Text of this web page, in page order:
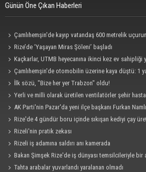
Günün Öne Çıkan Haberleri
Çamlıhemşin'de kayıp vatandaş 600 metrelik
Rize’de ‘Yaşayan Miras Şöleni’ başladı
Kaçkarlar, UTMB heyecanına ikinci kez ev sahipliği
Çamlıhemşin'de otomobilin üzerine kaya düştü: 1
İlk sözü, "Bize her yer Trabzon" oldu!
Yerli ve milli olarak üretilen ventilatörler şehir
AK Parti'nin Pazar'da yeni ilçe başkanı Furkan Namlı
Rize'de 4 gündür boru içinde sıkışan kediyi çay
Rizeli'nin pratik zekası
Rizeli iş adamına saldırı anı kamerada
Bakan Şimşek Rize'de iş dünyası temsilcileriyle bir
Tahta arabalar yuvarlandı yaralanan olmadı